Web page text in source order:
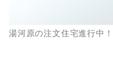
湯河原の注文住宅進行中！